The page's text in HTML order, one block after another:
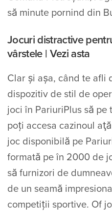
să minute pornind din
Jocuri distractive
vârstele | Vezi asta
Clar și așa, când te afli
dispozitiv de stil de
joci în PariuriPlus să
poți accesa cazinoul
joc disponibilă pe
formată pe în 2000 de
să furnizori de
de un seamă
competiții sportive. Of